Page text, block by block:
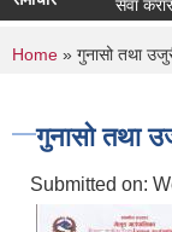
सेवा
You are
Home » गुनासो तथा
गुनासो तथा
Submitted on: